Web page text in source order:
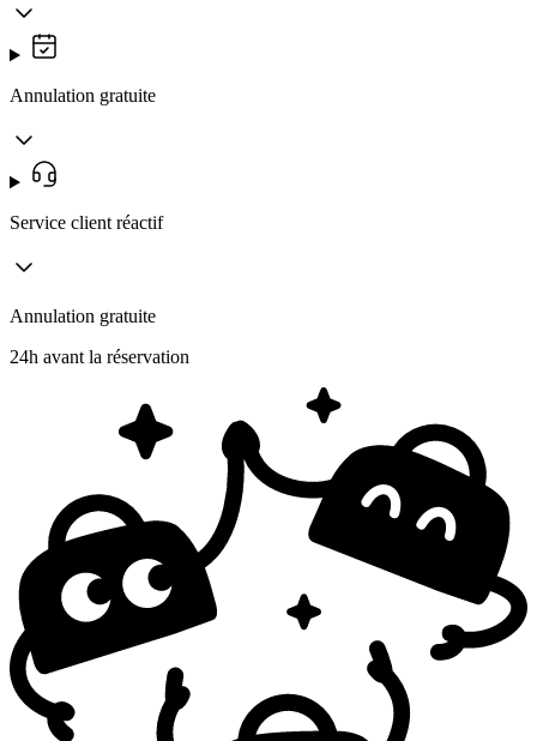
Annulation gratuite
Service client réactif
Annulation gratuite
24h avant la réservation